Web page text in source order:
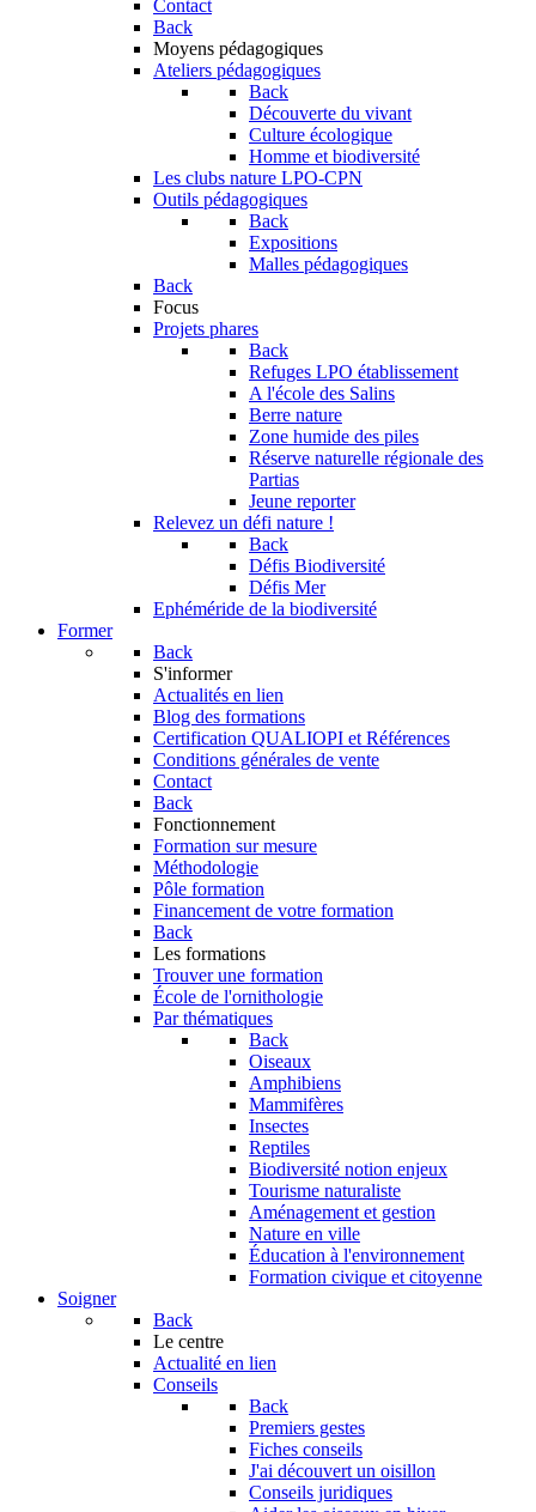
Contact
Back
Moyens pédagogiques
Ateliers pédagogiques
Back
Découverte du vivant
Culture écologique
Homme et biodiversité
Les clubs nature LPO-CPN
Outils pédagogiques
Back
Expositions
Malles pédagogiques
Back
Focus
Projets phares
Back
Refuges LPO établissement
A l'école des Salins
Berre nature
Zone humide des piles
Réserve naturelle régionale des
Partias
Jeune reporter
Relevez un défi nature !
Back
Défis Biodiversité
Défis Mer
Ephéméride de la biodiversité
Former
Back
S'informer
Actualités en lien
Blog des formations
Certification QUALIOPI et Références
Conditions générales de vente
Contact
Back
Fonctionnement
Formation sur mesure
Méthodologie
Pôle formation
Financement de votre formation
Back
Les formations
Trouver une formation
École de l'ornithologie
Par thématiques
Back
Oiseaux
Amphibiens
Mammifères
Insectes
Reptiles
Biodiversité notion enjeux
Tourisme naturaliste
Aménagement et gestion
Nature en ville
Éducation à l'environnement
Formation civique et citoyenne
Soigner
Back
Le centre
Actualité en lien
Conseils
Back
Premiers gestes
Fiches conseils
J'ai découvert un oisillon
Conseils juridiques